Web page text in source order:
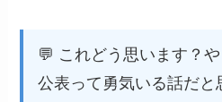
💬 これどう思います？
公表って勇気いる話だと